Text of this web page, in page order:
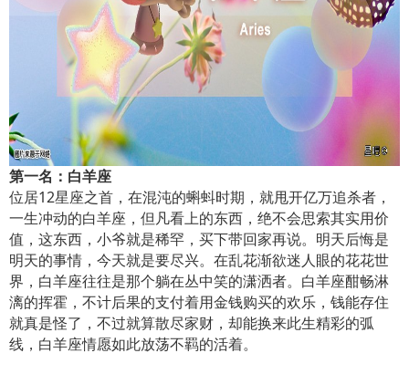
第一名：白羊座
位居12星座之首，在混沌的蝌蚪时期，就甩开亿万追杀者，
一生冲动的白羊座，但凡看上的东西，绝不会思索其实用价
值，这东西，小爷就是稀罕，买下带回家再说。明天后悔是
明天的事情，今天就是要尽兴。在乱花渐欲迷人眼的花花世
界，白羊座往往是那个躺在丛中笑的潇洒者。白羊座酣畅淋
漓的挥霍，不计后果的支付着用金钱购买的欢乐，钱能存住
就真是怪了，不过就算散尽家财，却能换来此生精彩的弧
线，白羊座情愿如此放荡不羁的活着。